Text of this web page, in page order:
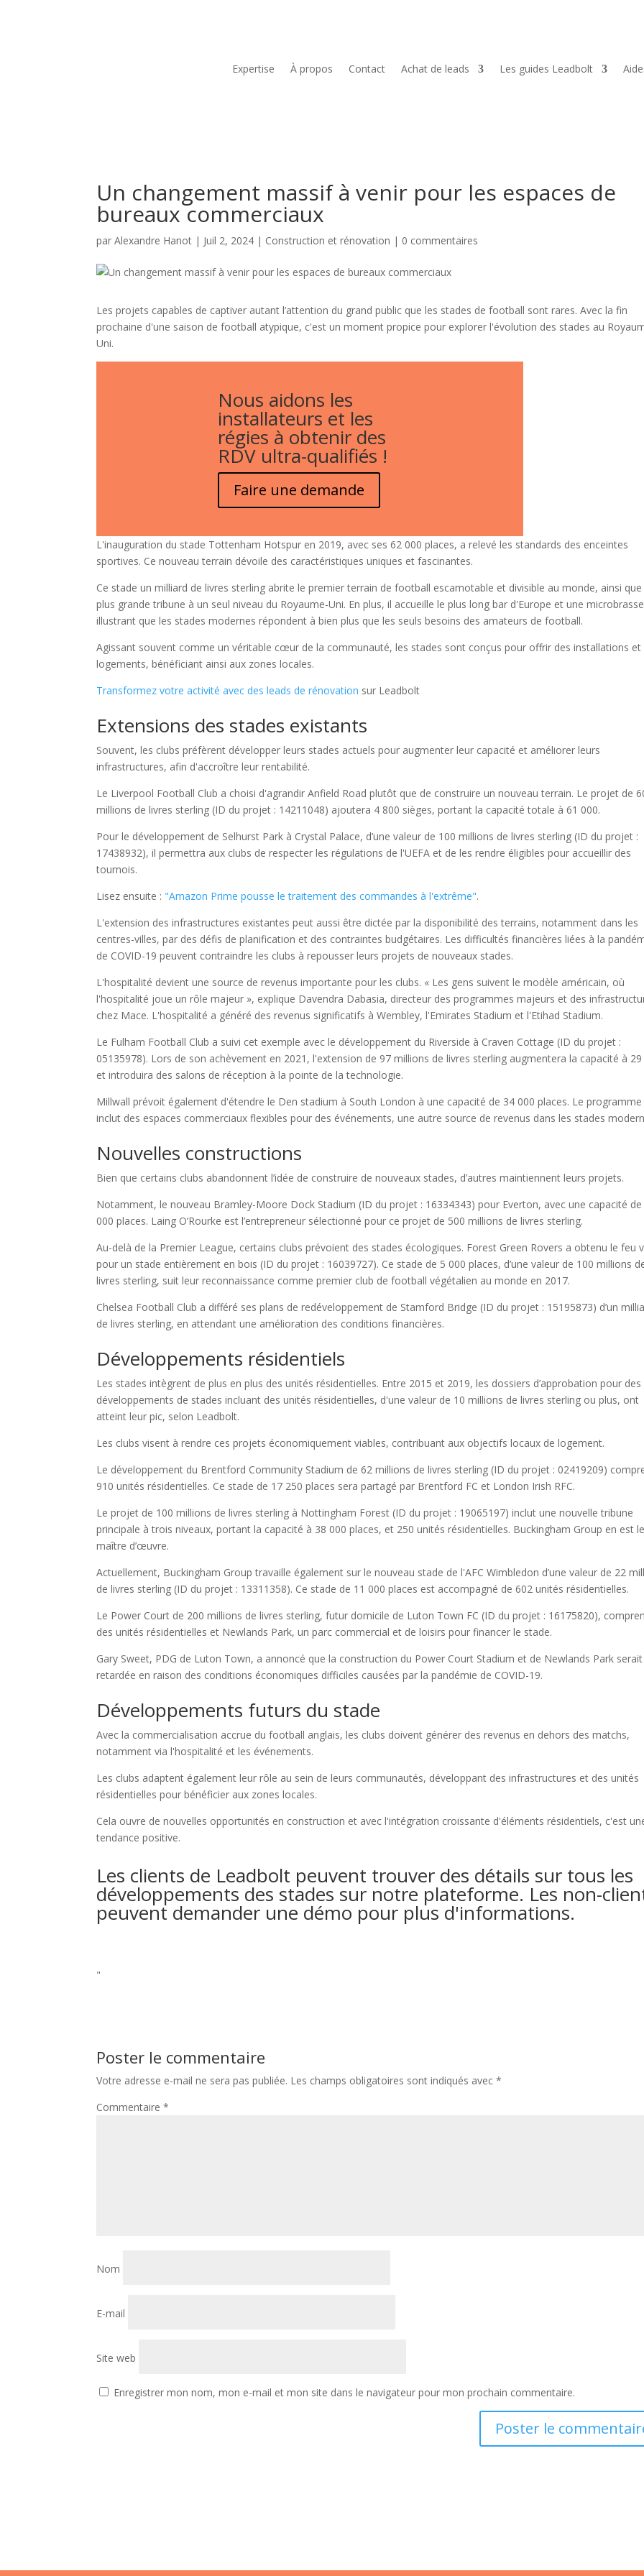
Expertise À propos Contact Achat de leads Les guides Leadbolt
Un changement massif à venir pour les espaces de
bureaux commerciaux
parAlexandre Hanot | Juil 2, 2024 | Construction et rénovation | 0 commentaires
Les projets capables de captiver autant l’attention du grand public que les stades de football sont rares. Avec la fin
prochaine d'une saison de football atypique, c'est un moment propice pour explorer l'évolution des stades au
Uni.
Nous aidons les
installateurs et les
régies à obtenir des
RDV ultra-qualifiés !
Faire une demande
L'inauguration du stade Tottenham Hotspur en 2019, avec ses 62 000 places, a relevé les standards des enceintes
sportives. Ce nouveau terrain dévoile des caractéristiques uniques et fascinantes.
Ce stade un milliard de livres sterling abrite le premier terrain de football escamotable et divisible au monde, ainsi que
plus grande tribune à un seul niveau du Royaume-Uni. En plus, il accueille le plus long bar d'Europe et une
illustrant que les stades modernes répondent à bien plus que les seuls besoins des amateurs de football.
Agissant souvent comme un véritable cœur de la communauté, les stades sont conçus pour offrir des installations et
logements, bénéficiant ainsi aux zones locales.
Transformez votre activité avec des leads de rénovation sur Leadbolt
Extensions des stades existants
Souvent, les clubs préfèrent développer leurs stades actuels pour augmenter leur capacité et améliorer leurs
infrastructures, afin d'accroître leur rentabilité.
Le Liverpool Football Club a choisi d'agrandir Anfield Road plutôt que de construire un nouveau terrain. Le projet de
millions de livres sterling (ID du projet : 14211048) ajoutera 4 800 sièges, portant la capacité totale à 61 000.
Pour le développement de Selhurst Park à Crystal Palace, d’une valeur de 100 millions de livres sterling (ID du projet :
17438932), il permettra aux clubs de respecter les régulations de l'UEFA et de les rendre éligibles pour accueillir des
tournois.
Lisez ensuite : "Amazon Prime pousse le traitement des commandes à l'extrême".
L'extension des infrastructures existantes peut aussi être dictée par la disponibilité des terrains, notamment dans les
centres-villes, par des défis de planification et des contraintes budgétaires. Les difficultés financières liées à la
de COVID-19 peuvent contraindre les clubs à repousser leurs projets de nouveaux stades.
L'hospitalité devient une source de revenus importante pour les clubs. « Les gens suivent le modèle américain, où
l'hospitalité joue un rôle majeur », explique Davendra Dabasia, directeur des programmes majeurs et des
chez Mace. L'hospitalité a généré des revenus significatifs à Wembley, l'Emirates Stadium et l'Etihad Stadium.
Le Fulham Football Club a suivi cet exemple avec le développement du Riverside à Craven Cottage (ID du projet :
05135978). Lors de son achèvement en 2021, l'extension de 97 millions de livres sterling augmentera la capacité à 29
et introduira des salons de réception à la pointe de la technologie.
Millwall prévoit également d'étendre le Den stadium à South London à une capacité de 34 000 places. Le programme
inclut des espaces commerciaux flexibles pour des événements, une autre source de revenus dans les stades
Nouvelles constructions
Bien que certains clubs abandonnent l’idée de construire de nouveaux stades, d’autres maintiennent leurs projets.
Notamment, le nouveau Bramley-Moore Dock Stadium (ID du projet : 16334343) pour Everton, avec une capacité de
000 places. Laing O’Rourke est l’entrepreneur sélectionné pour ce projet de 500 millions de livres sterling.
Au-delà de la Premier League, certains clubs prévoient des stades écologiques. Forest Green Rovers a obtenu le feu
pour un stade entièrement en bois (ID du projet : 16039727). Ce stade de 5 000 places, d’une valeur de 100 millions
livres sterling, suit leur reconnaissance comme premier club de football végétalien au monde en 2017.
Chelsea Football Club a différé ses plans de redéveloppement de Stamford Bridge (ID du projet : 15195873) d’un
de livres sterling, en attendant une amélioration des conditions financières.
Développements résidentiels
Les stades intègrent de plus en plus des unités résidentielles. Entre 2015 et 2019, les dossiers d’approbation pour des
développements de stades incluant des unités résidentielles, d'une valeur de 10 millions de livres sterling ou plus, ont
atteint leur pic, selon Leadbolt.
Les clubs visent à rendre ces projets économiquement viables, contribuant aux objectifs locaux de logement.
Le développement du Brentford Community Stadium de 62 millions de livres sterling (ID du projet : 02419209)
910 unités résidentielles. Ce stade de 17 250 places sera partagé par Brentford FC et London Irish RFC.
Le projet de 100 millions de livres sterling à Nottingham Forest (ID du projet : 19065197) inclut une nouvelle tribune
principale à trois niveaux, portant la capacité à 38 000 places, et 250 unités résidentielles. Buckingham Group en est le
maître d’œuvre.
Actuellement, Buckingham Group travaille également sur le nouveau stade de l'AFC Wimbledon d’une valeur de 22
de livres sterling (ID du projet : 13311358). Ce stade de 11 000 places est accompagné de 602 unités résidentielles.
Le Power Court de 200 millions de livres sterling, futur domicile de Luton Town FC (ID du projet : 16175820),
des unités résidentielles et Newlands Park, un parc commercial et de loisirs pour financer le stade.
Gary Sweet, PDG de Luton Town, a annoncé que la construction du Power Court Stadium et de Newlands Park serait
retardée en raison des conditions économiques difficiles causées par la pandémie de COVID-19.
Développements futurs du stade
Avec la commercialisation accrue du football anglais, les clubs doivent générer des revenus en dehors des matchs,
notamment via l'hospitalité et les événements.
Les clubs adaptent également leur rôle au sein de leurs communautés, développant des infrastructures et des unités
résidentielles pour bénéficier aux zones locales.
Cela ouvre de nouvelles opportunités en construction et avec l'intégration croissante d'éléments résidentiels, c'est
tendance positive.
Les clients de Leadbolt peuvent trouver des détails sur tous les
développements des stades sur notre plateforme. Les non-
peuvent demander une démo pour plus d'informations.
"
Poster le commentaire
Votre adresse e-mail ne sera pas publiée. Les champs obligatoires sont indiqués avec*
Commentaire*
Nom
E-mail
Site web
Enregistrer mon nom, mon e-mail et mon site dans le navigateur pour mon prochain commentaire.